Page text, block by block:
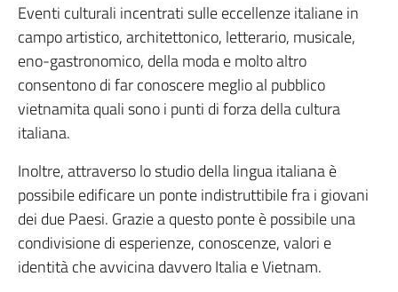
Eventi culturali incentrati sulle eccellenze italiane in
campo artistico, architettonico, letterario, musicale,
eno-gastronomico, della moda e molto altro
consentono di far conoscere meglio al pubblico
vietnamita quali sono i punti di forza della cultura
italiana.
Inoltre, attraverso lo studio della lingua italiana è
possibile edificare un ponte indistruttibile fra i giovani
dei due Paesi. Grazie a questo ponte è possibile una
condivisione di esperienze, conoscenze, valori e
identità che avvicina davvero Italia e Vietnam.